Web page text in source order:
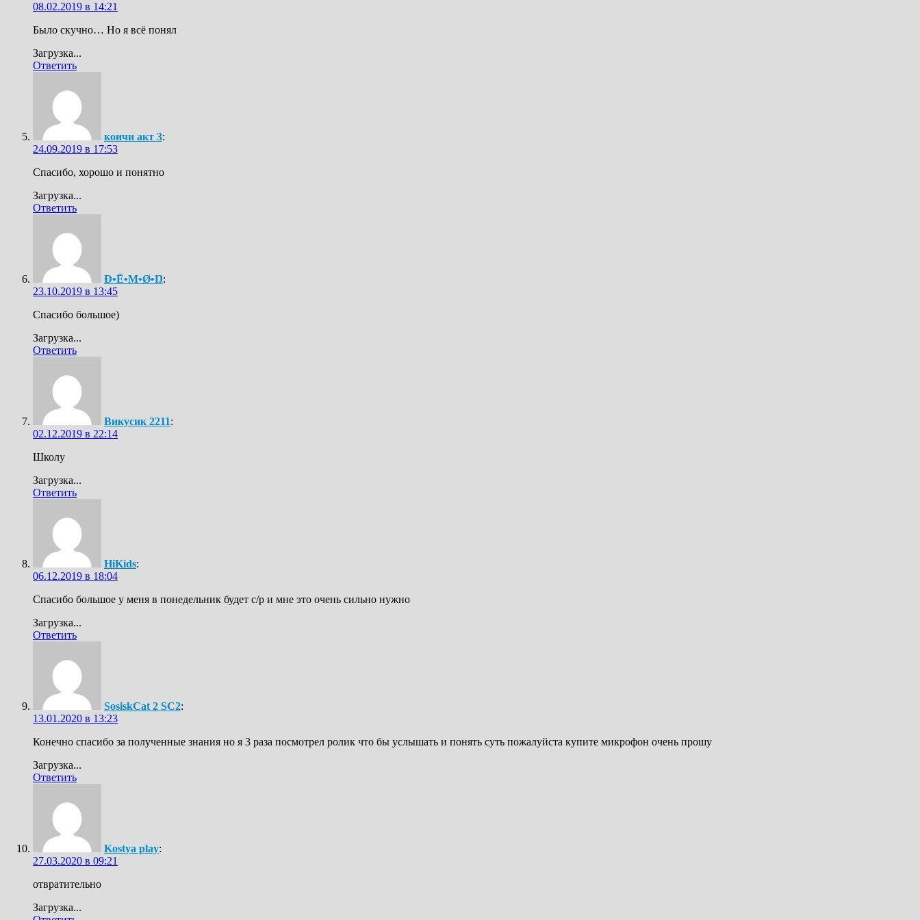
08.02.2019 в 14:21
Было скучно… Но я всё понял
Загрузка...
Ответить
коичи акт 3:
24.09.2019 в 17:53
Спасибо, хорошо и понятно
Загрузка...
Ответить
Ð•Ē•M•Ø•Ŋ:
23.10.2019 в 13:45
Спасибо большое)
Загрузка...
Ответить
Викусик 2211:
02.12.2019 в 22:14
Школу
Загрузка...
Ответить
HiKids:
06.12.2019 в 18:04
Спасибо большое у меня в понедельник будет с/р и мне это очень сильно нужно
Загрузка...
Ответить
SosiskCat 2 SC2:
13.01.2020 в 13:23
Конечно спасибо за полученные знания но я 3 раза посмотрел ролик что бы услышать и понять суть пожалуйста купите микрофон очень прошу
Загрузка...
Ответить
Kostya play:
27.03.2020 в 09:21
отвратительно
Загрузка...